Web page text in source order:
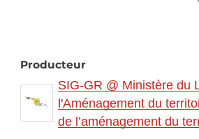
Producteur
SIG-GR @ Ministère du
l'Aménagement du
de l’aménagement du